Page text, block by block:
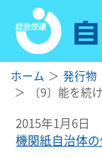
ホーム 発行物
〔9〕能を続
2015年1月6日
機関紙自治体